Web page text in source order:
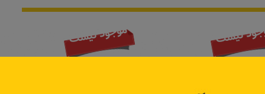
نیست موجود نیست